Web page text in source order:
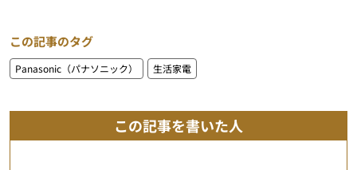
この記事のタグ
Panasonic（パナソニック） 生活家電
この記事を書いた人